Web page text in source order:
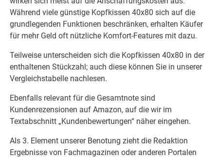
Während viele günstige Kopfkissen 40x80 sich auf die
grundlegenden Funktionen beschränken, erhalten Käufer
für mehr Geld oft nützliche Komfort-Features mit dazu.
Teilweise unterscheiden sich die Kopfkissen 40x80 in der
enthaltenen Stückzahl; auch diese können Sie in unserer
Vergleichstabelle nachlesen.
Ebenfalls relevant für die Gesamtnote sind
Kundenrezensionen auf Amazon, auf die wir im
Textabschnitt „Kundenbewertungen“ näher eingehen.
Als 3. Element unserer Benotung zieht die Redaktion
Ergebnisse von Fachmagazinen oder anderen Portalen